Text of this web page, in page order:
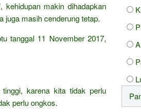
makin dihadapkan
juga masih cenderung tetap.
tanggal 11 November 2017,
karena kita tidak perlu
perlu ongkos.